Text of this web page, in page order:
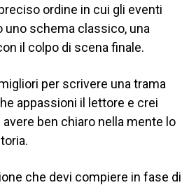
ordine in cui gli eventi
uno schema classico, una
il colpo di scena finale.
per scrivere una trama
appassioni il lettore e crei
avere ben chiaro nella mente lo
che devi compiere in fase di